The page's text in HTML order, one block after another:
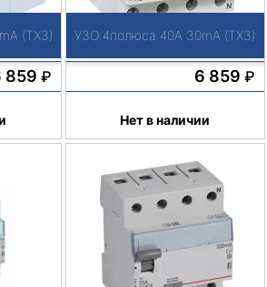
(TX3)
859 ₽
УЗО 4полюса 40А 30mA (TX3)
6 859 ₽
Нет в наличии